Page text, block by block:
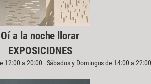
Oí a la noche llorar
EXPOSICIONES
12:00 a 20:00 - Sábados y Domingos de 14:00 a 22:00